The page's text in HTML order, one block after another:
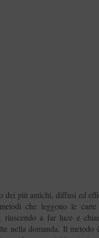
dei più antichi, diffusi ed
che leggono le
riuscendo a far luce e
nella domanda. Il